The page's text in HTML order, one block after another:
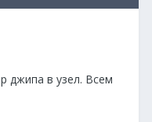
джипа в узел. Всем